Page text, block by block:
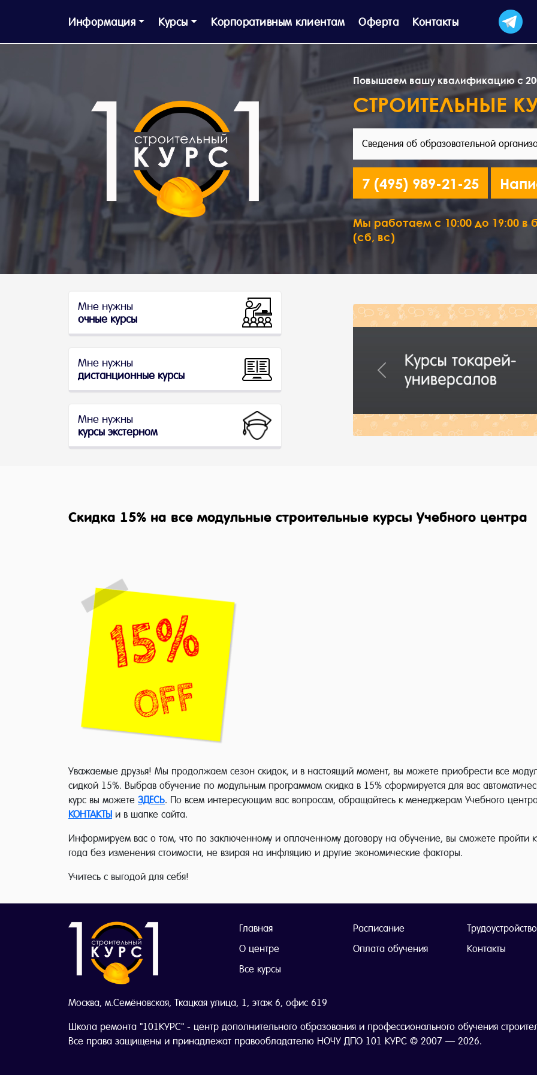
Информация Курсы Корпоративным клиентам Оферта Контакты
Повышаем вашу квалификацию с
СТРОИТЕЛЬНЫЕ
Сведения об образовательной
7 (495) 989-21-25
Мы работаем с 10:00 до 19:00 в
(сб, вс)
Мне нужны
очные курсы
Мне нужны
дистанционные курсы
Мне нужны
курсы экстерном
Previous
Скидка 15% на все модульные строительные курсы Учебного центра
Уважаемые друзья! Мы продолжаем сезон скидок, и в настоящий момент, вы можете приобрести все
сидкой 15%. Выбрав обучение по модульным программам скидка в 15% сформируется для вас
курс вы можете ЗДЕСЬ. По всем интересующим вас вопросам, обращайтесь к менеджерам Учебного
КОНТАКТЫ и в шапке сайта.
Информируем вас о том, что по заключенному и оплаченному договору на обучение, вы сможете пройти
года без изменения стоимости, не взирая на инфляцию и другие экономические факторы.
Учитесь с выгодой для себя!
Главная
О центре
Все курсы
Расписание
Оплата обучения
Трудоустройство
Контакты
Москва, м.Семёновская, Ткацкая улица, 1, этаж 6, офис 619
Школа ремонта "101КУРС" - центр дополнительного образования и профессионального обучения
Все права защищены и принадлежат правообладателю НОЧУ ДПО 101 КУРС © 2007 — 2026.